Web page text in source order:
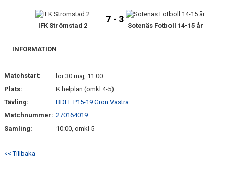
BILDGALLERI
DOKUMENT
IFK Strömstad 2
7 - 3
Sotenäs Fotboll 14-15 år
INFORMATION
Matchstart:
lör 30 maj, 11:00
Plats:
K helplan (omkl 4-5)
Tävling:
BDFF P15-19 Grön Västra
Matchnummer: 270164019
Samling:
10:00, omkl 5
<< Tillbaka